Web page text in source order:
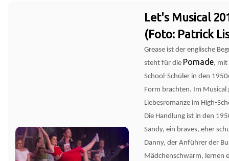
Let's Musical
(Foto: Patrick
Grease ist der englische
steht für die Pomade, mit
School-Schüler in den
Form brachten. Im Musical
Liebesromanze im High-
Die Handlung ist in den
Sandy, ein braves, eher
Danny, der Anführer der
Mädchenschwarm, lernen